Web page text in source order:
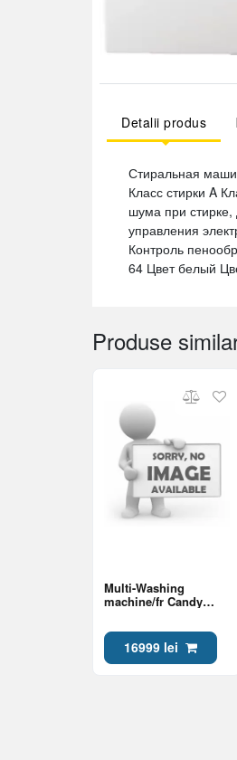
Detalii produs
Стиральная
Класс стирки A
шума при
управления
Контроль
64 Цвет белый
Produse
Multi-Washing
machine/fr Candy
A
16999 lei